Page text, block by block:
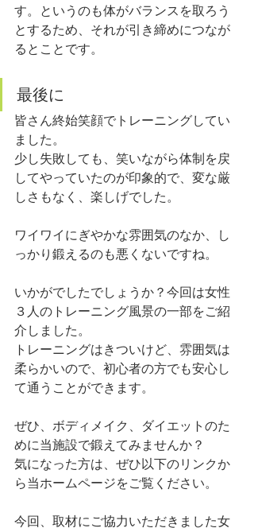
す。というのも体がバランスを取ろう
とするため、それが引き締めにつなが
るとことです。
最後に
皆さん終始笑顔でトレーニングしてい
ました。
少し失敗しても、笑いながら体制を戻
してやっていたのが印象的で、変な厳
しさもなく、楽しげでした。
ワイワイにぎやかな雰囲気のなか、し
っかり鍛えるのも悪くないですね。
いかがでしたでしょうか？今回は女性
３人のトレーニング風景の一部をご紹
介しました。
トレーニングはきついけど、雰囲気は
柔らかいので、初心者の方でも安心し
て通うことができます。
ぜひ、ボディメイク、ダイエットのた
めに当施設で鍛えてみませんか？
気になった方は、ぜひ以下のリンクか
ら当ホームページをご覧ください。
今回、取材にご協力いただきました女